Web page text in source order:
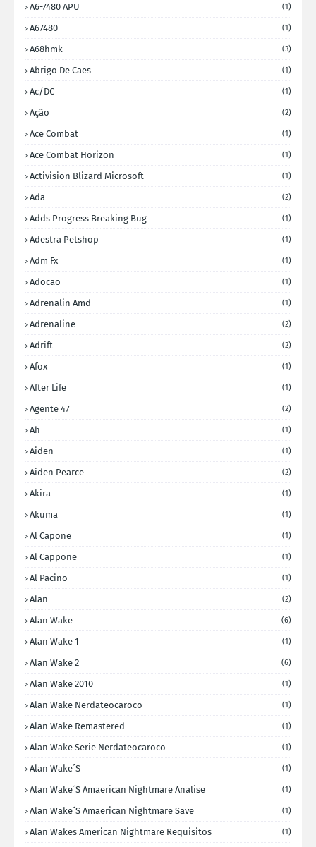
A6-7480 APU (1)
A67480 (1)
A68hmk (3)
Abrigo De Caes (1)
Ac/DC (1)
Ação (2)
Ace Combat (1)
Ace Combat Horizon (1)
Activision Blizard Microsoft (1)
Ada (2)
Adds Progress Breaking Bug (1)
Adestra Petshop (1)
Adm Fx (1)
Adocao (1)
Adrenalin Amd (1)
Adrenaline (2)
Adrift (2)
Afox (1)
After Life (1)
Agente 47 (2)
Ah (1)
Aiden (1)
Aiden Pearce (2)
Akira (1)
Akuma (1)
Al Capone (1)
Al Cappone (1)
Al Pacino (1)
Alan (2)
Alan Wake (6)
Alan Wake 1 (1)
Alan Wake 2 (6)
Alan Wake 2010 (1)
Alan Wake Nerdateocaroco (1)
Alan Wake Remastered (1)
Alan Wake Serie Nerdateocaroco (1)
Alan Wake´s (1)
Alan Wake´s Amaerican Nightmare Analise (1)
Alan Wake´s Amaerican Nightmare Save (1)
Alan Wakes American Nightmare Requisitos (1)